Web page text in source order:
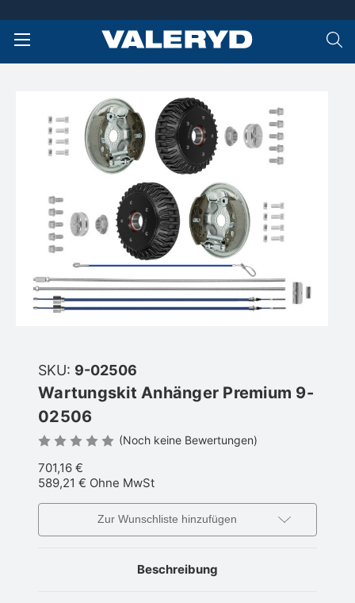
SKU: 9-02506
Wartungskit Anhänger Premium 9-
02506
(Noch keine Bewertungen)
701,16 €
589,21 € Ohne MwSt
Zur Wunschliste hinzufügen
Beschreibung